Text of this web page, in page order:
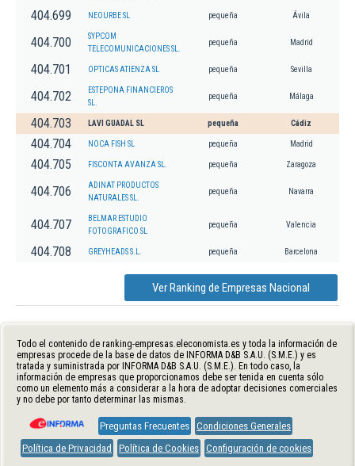
404.699 NEOURBE SL pequeña Ávila
404.700
SYPCOM
TELECOMUNICACIONES SL.
pequeña Madrid
404.701 OPTICAS ATIENZA SL pequeña Sevilla
404.702
ESTEPONA FINANCIEROS
SL.
pequeña Málaga
404.703 LAVI GUADAL SL pequeña Cádiz
404.704 NOCA FISH SL pequeña Madrid
404.705 FISCONTA AVANZA SL. pequeña Zaragoza
404.706
ADINAT PRODUCTOS
NATURALES SL.
pequeña Navarra
404.707
BELMAR ESTUDIO
FOTOGRAFICO SL
pequeña Valencia
404.708 GREYHEADS S.L. pequeña Barcelona
Ver Ranking de Empresas Nacional
Todo el contenido de ranking-empresas.eleconomista.es y toda la información de
empresas procede de la base de datos de INFORMA D&B S.A.U. (S.M.E.) y es
tratada y suministrada por INFORMA D&B S.A.U. (S.M.E.). En todo caso, la
información de empresas que proporcionamos debe ser tenida en cuenta sólo
como un elemento más a considerar a la hora de adoptar decisiones comerciales
y no debe por tanto determinar las mismas.
Preguntas Frecuentes Condiciones Generales
Política de Privacidad
Política de Cookies Configuración de cookies